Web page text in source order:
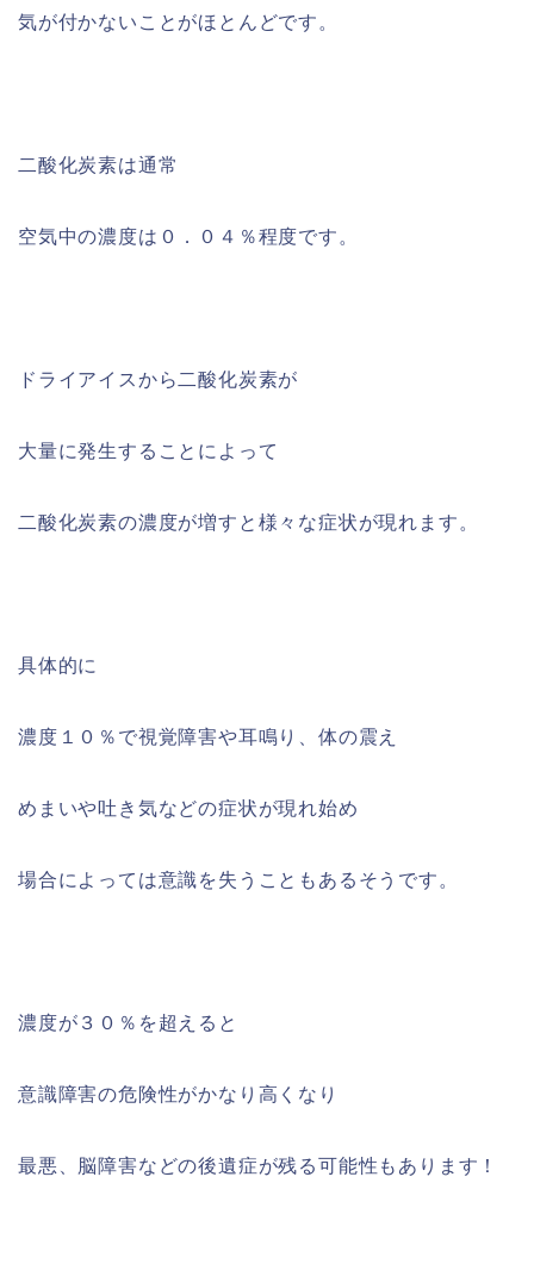
気が付かないことがほとんどです。
二酸化炭素は通常
空気中の濃度は０．０４％程度です。
ドライアイスから二酸化炭素が
大量に発生することによって
二酸化炭素の濃度が増すと様々な症状が現れます。
具体的に
濃度１０％で視覚障害や耳鳴り、体の震え
めまいや吐き気などの症状が現れ始め
場合によっては意識を失うこともあるそうです。
濃度が３０％を超えると
意識障害の危険性がかなり高くなり
最悪、脳障害などの後遺症が残る可能性もあります！